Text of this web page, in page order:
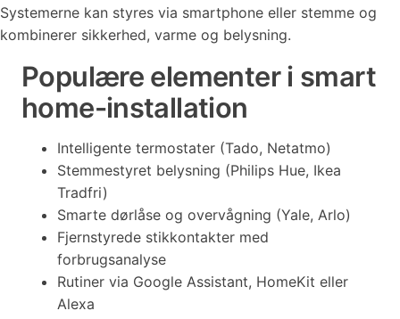
Systemerne kan styres via smartphone eller stemme og
kombinerer sikkerhed, varme og belysning.
Populære elementer i smart
home-installation
Intelligente termostater (Tado, Netatmo)
Stemmestyret belysning (Philips Hue, Ikea
Tradfri)
Smarte dørlåse og overvågning (Yale, Arlo)
Fjernstyrede stikkontakter med
forbrugsanalyse
Rutiner via Google Assistant, HomeKit eller
Alexa